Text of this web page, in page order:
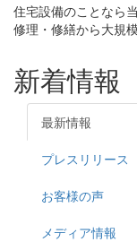
住宅設備のことなら
修理・修繕から大規
新着情報
最新情報
プレスリリース
お客様の声
メディア情報